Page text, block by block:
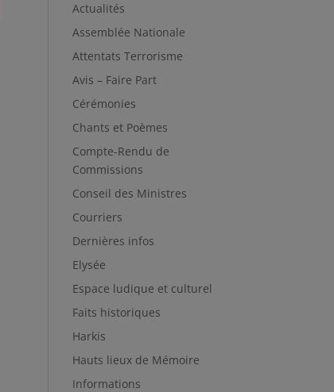
Actualités
Assemblée Nationale
Attentats Terrorisme
Avis – Faire Part
Cérémonies
Chants et Poèmes
Compte-Rendu de
Commissions
Conseil des Ministres
Courriers
Dernières infos
Elysée
Espace ludique et culturel
Faits historiques
Harkis
Hauts lieux de Mémoire
Informations